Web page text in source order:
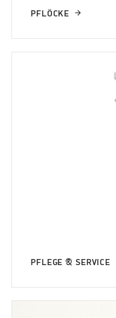
PFLÖCKE
PFLEGE & SERVICE